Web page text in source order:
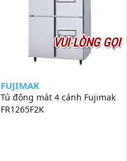
VUI LÒNG GỌI
FUJIMAK
Tủ đông mát 4 cánh Fujimak
FR1265F2K